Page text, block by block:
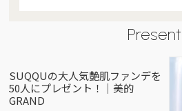
Present
SUQQUの大人気艶肌ファンデを
50人にプレゼント！｜美的
GRAND